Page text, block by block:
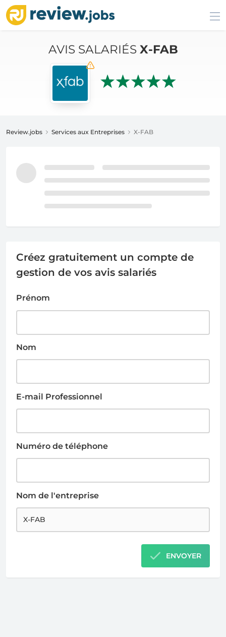
AVIS SALARIÉS X-FAB
Review.jobs Services aux Entreprises X-FAB
Créez gratuitement un compte de
gestion de vos avis salariés
Prénom
Nom
E-mail Professionnel
Numéro de téléphone
Nom de l'entreprise
ENVOYER